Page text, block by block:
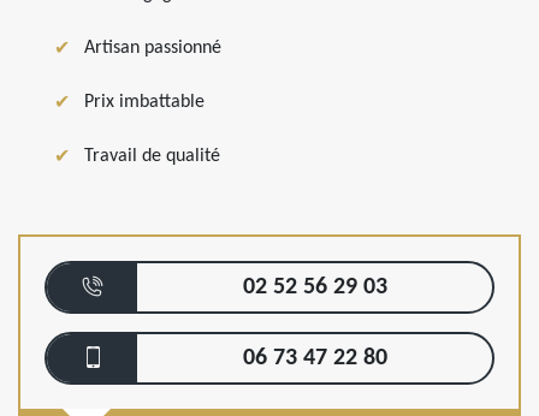
Artisan passionné
Prix imbattable
Travail de qualité
02 52 56 29 03
06 73 47 22 80